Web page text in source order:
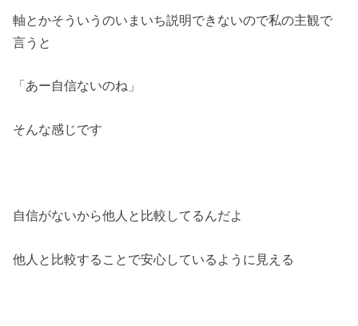
軸とかそういうのいまいち説明できないので私の主観で
言うと
「あー自信ないのね」
そんな感じです
自信がないから他人と比較してるんだよ
他人と比較することで安心しているように見える